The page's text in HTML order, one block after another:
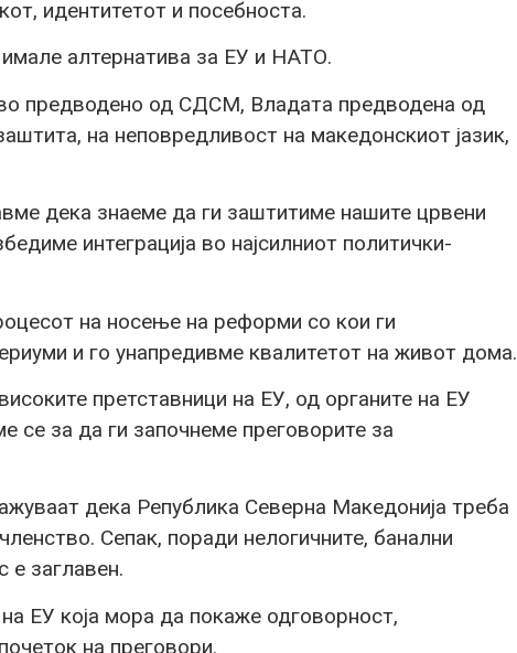
идентитетот и посебноста.
алтернатива за ЕУ и НАТО.
предводено од СДСМ, Владата предводена од
на неповредливост на македонскиот јазик,
дека знаеме да ги заштитиме нашите црвени
интеграција во најсилниот политички-
на носење на реформи со кои ги
и го унапредивме квалитетот на живот дома.
претставници на ЕУ, од органите на ЕУ
се за да ги започнеме преговорите за
дека Република Северна Македонија треба
Сепак, поради нелогичните, банални
е заглавен.
ЕУ која мора да покаже одговорност,
на преговори.